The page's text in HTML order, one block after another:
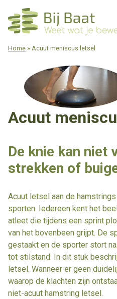
naar
de
Home » Acuut meniscus letsel
Acuut
De knie kan niet
strekken of
Acuut letsel aan de
sporten. Iedereen kent het
atleet die tijdens een sprint
van het bovenbeen grijpt. De
gestaakt en de sporter stort
tot stilstand. In dit stuk
letsel. Wanneer er geen
waarop de klachten zijn
niet-acuut hamstring letsel.